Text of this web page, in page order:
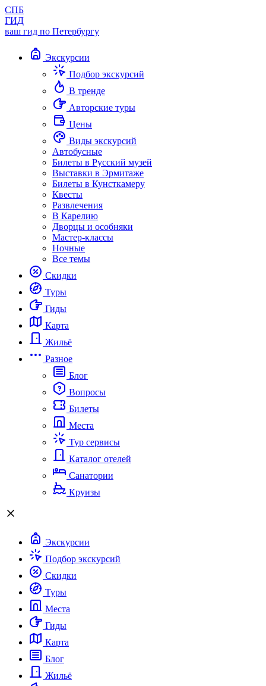
СПБ
ГИД
ваш гид по Петербургу
Экскурсии
Подбор экскурсий
В тренде
Авторские туры
Цены
Виды экскурсий
Автобусные
Билеты в Русский музей
Выставки в Эрмитаже
Билеты в Кунсткамеру
Квесты
Развлечения
В Карелию
Дворцы и особняки
Мастер-классы
Ночные
Все темы
Скидки
Туры
Гиды
Карта
Жильё
Разное
Блог
Вопросы
Билеты
Места
Тур сервисы
Каталог отелей
Санатории
Круизы
Экскурсии
Подбор экскурсий
Скидки
Туры
Места
Гиды
Карта
Блог
Жильё